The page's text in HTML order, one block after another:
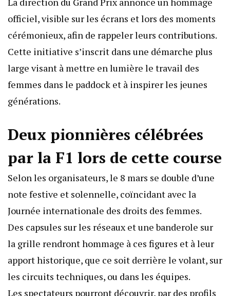
officiel, visible sur les écrans et lors des moments
cérémonieux, afin de rappeler leurs contributions.
Cette initiative s’inscrit dans une démarche plus
large visant à mettre en lumière le travail des
femmes dans le paddock et à inspirer les jeunes
générations.
Deux pionnières célébrées
par la F1 lors de cette course
Selon les organisateurs, le 8 mars se double d’une
note festive et solennelle, coïncidant avec la
Journée internationale des droits des femmes.
Des capsules sur les réseaux et une banderole sur
la grille rendront hommage à ces figures et à leur
apport historique, que ce soit derrière le volant, sur
les circuits techniques, ou dans les équipes.
Les spectateurs pourront découvrir, par des profils